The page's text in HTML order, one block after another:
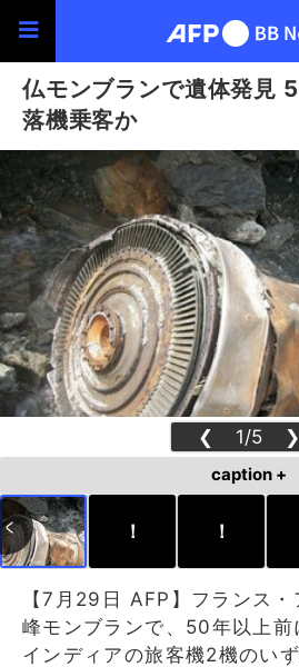
仏モンブランで遺体発見
落機乗客か
❮ 1/5 ❯
caption +
！ ！
【7月29日 AFP】フランス
峰モンブランで、50年以上前
インディアの旅客機2機のい